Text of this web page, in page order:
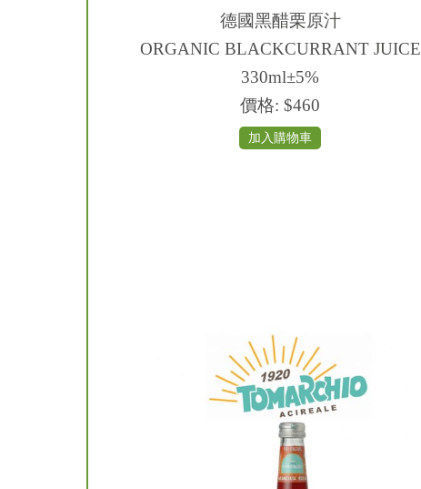
德國黑醋栗原汁
ORGANIC BLACKCURRANT JUICE
330ml±5%
價格: $460
加入購物車